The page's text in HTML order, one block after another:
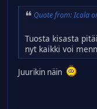
Quote from: Icola
Tuosta kisasta
nyt kaikki voi
Juurikin näin